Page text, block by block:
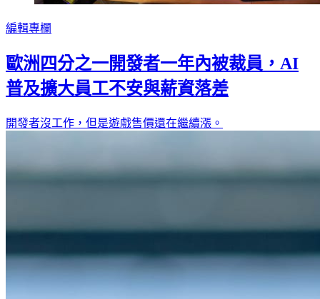
編輯專欄
歐洲四分之一開發者一年內被裁員，AI
普及擴大員工不安與薪資落差
開發者沒工作，但是遊戲售價還在繼續漲。